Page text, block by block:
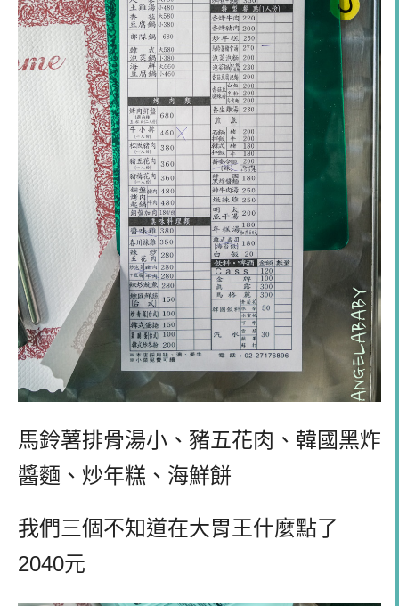
馬鈴薯排骨湯小、豬五花肉、韓國黑炸
醬麵、炒年糕、海鮮餅
我們三個不知道在大胃王什麼點了
2040元